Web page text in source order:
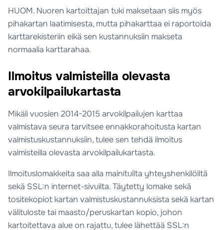
HUOM. Nuoren kartoittajan tuki maksetaan siis myös
pihakartan laatimisesta, mutta pihakarttaa ei raportoida
karttarekisteriin eikä sen kustannuksiin makseta
normaalia karttarahaa.
Ilmoitus valmisteilla olevasta
arvokilpailukartasta
Mikäli vuosien 2014-2015 arvokilpailujen karttaa
valmistava seura tarvitsee ennakkorahoitusta kartan
valmistuskustannuksiin, tulee sen tehdä ilmoitus
valmisteilla olevasta arvokilpailukartasta.
Ilmoituslomakkeita saa alla mainituilta yhteyshenkilöiltä
sekä SSL:n internet-sivuilta. Täytetty lomake sekä
tositekopiot kartan valmistuskustannuksista sekä kartan
välituloste tai maasto/peruskartan kopio, johon
kartoitettava alue on rajattu, tulee lähettää SSL:n